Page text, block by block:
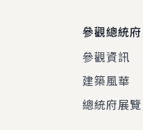
參觀總統府
參觀資訊
建築風華
總統府展覽